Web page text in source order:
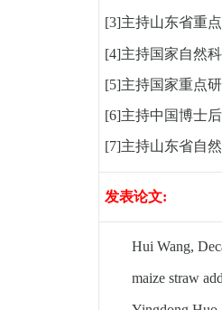
[3]主持山东省重
[4]主持国家自然
[5]主持国家重点
[6]主持中国博士
[7]主持山东省自
发表论文:
Hui Wang,
maize straw